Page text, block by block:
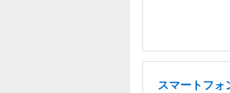
スマートフォ